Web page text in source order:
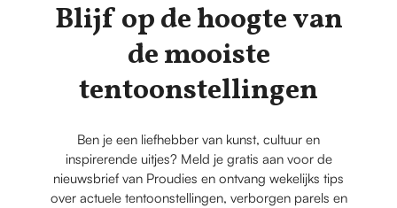
Blijf op de hoogte van
de mooiste
tentoonstellingen
Ben je een liefhebber van kunst, cultuur en
inspirerende uitjes? Meld je gratis aan voor de
nieuwsbrief van Proudies en ontvang wekelijks tips
over actuele tentoonstellingen, verborgen parels en